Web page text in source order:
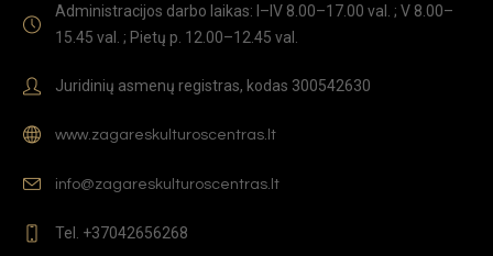
Administracijos darbo laikas: I–IV 8.00–17.00 val. ; V 8.00–
15.45 val. ; Pietų p. 12.00–12.45 val.
Juridinių asmenų registras, kodas 300542630
www.zagareskulturoscentras.lt
info@zagareskulturoscentras.lt
Tel. +37042656268